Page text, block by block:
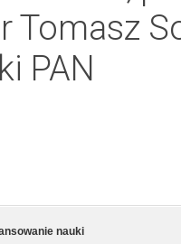
Tomasz
PAN
nauki